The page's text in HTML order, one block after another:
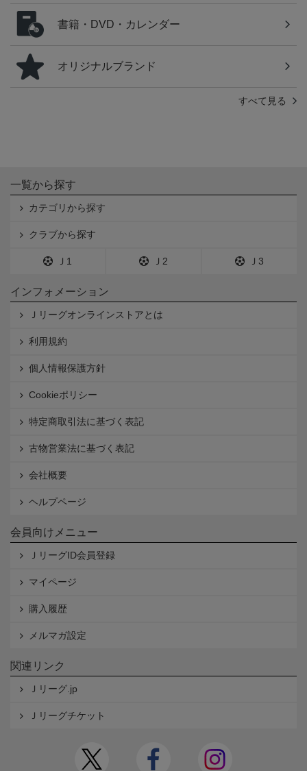
書籍・DVD・カレンダー
オリジナルブランド
すべて見る
一覧から探す
カテゴリから探す
クラブから探す
Ｊ1 Ｊ2 Ｊ3
インフォメーション
Ｊリーグオンラインストアとは
利用規約
個人情報保護方針
Cookieポリシー
特定商取引法に基づく表記
古物営業法に基づく表記
会社概要
ヘルプページ
会員向けメニュー
ＪリーグID会員登録
マイページ
購入履歴
メルマガ設定
関連リンク
Ｊリーグ.jp
Ｊリーグチケット